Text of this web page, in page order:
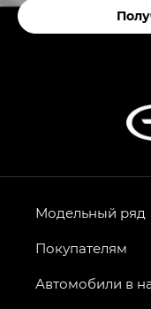
Модельный ряд
Покупателям
Автомобили в